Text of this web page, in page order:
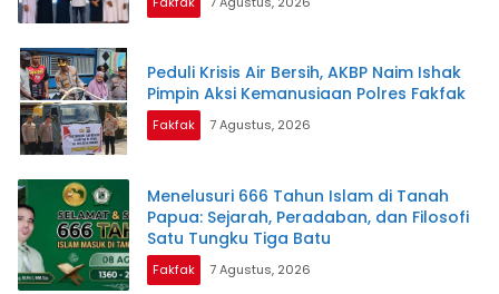
Peduli Krisis Air Bersih, AKBP Naim Ishak
Pimpin Aksi Kemanusiaan Polres Fakfak
Fakfak 7 Agustus, 2026
Menelusuri 666 Tahun Islam di Tanah
Papua: Sejarah, Peradaban, dan Filosofi
Satu Tungku Tiga Batu
Fakfak 7 Agustus, 2026